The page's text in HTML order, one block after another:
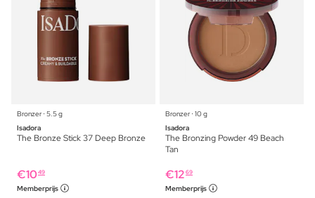
Bronzer ⋅ 5.5 g
Isadora
The Bronze Stick 37 Deep Bronze
€1049
Memberprijs
Bronzer ⋅ 10 g
Isadora
The Bronzing Powder 49 Beach
Tan
€12 69
Memberprijs